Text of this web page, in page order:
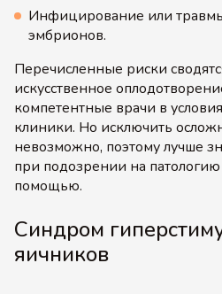
Инфицирование или
эмбрионов.
Перечисленные риски
искусственное
компетентные врачи в
клиники. Но исключить
невозможно, поэтому лучше
при подозрении на
помощью.
Синдром
яичников